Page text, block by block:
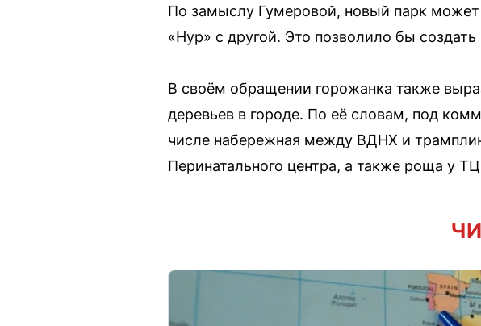
По замыслу Гумеровой, новый парк
«Нур» с другой. Это позволило бы
В своём обращении горожанка также
деревьев в городе. По её словам, под
числе набережная между ВДНХ и
Перинатального центра, а также роща у